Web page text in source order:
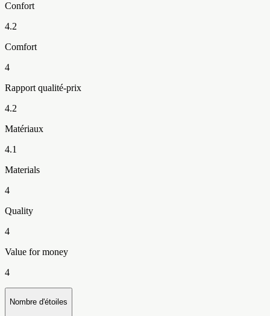
Confort
4.2
Comfort
4
Rapport qualité-prix
4.2
Matériaux
4.1
Materials
4
Quality
4
Value for money
4
Nombre d'étoiles